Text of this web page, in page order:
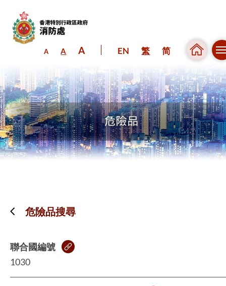
A A A EN 繁 简
危險品搜尋
聯合國編號
1030